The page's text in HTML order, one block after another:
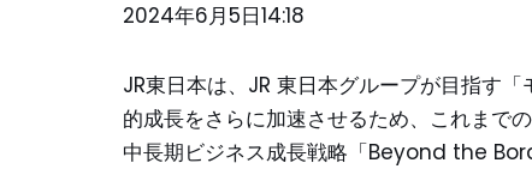
2024年6月5日14:18
JR東日本は、JR 東日本グループが目指す
的成長をさらに加速させるため、これまで
中長期ビジネス成長戦略「Beyond the